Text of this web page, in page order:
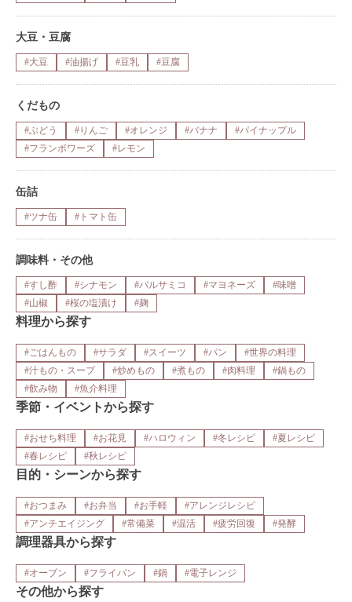
大豆・豆腐
#大豆 #油揚げ #豆乳 #豆腐
くだもの
#ぶどう #りんご #オレンジ #バナナ
#パイナップル
#フランボワーズ
#レモン
缶詰
#ツナ缶 #トマト缶
調味料・その他
#すし酢 #シナモン #バルサミコ #マヨネーズ
#味噌
#山椒
#桜の塩漬け #麹
料理から探す
#ごはんもの #サラダ #スイーツ #パン
#世界の料理
#汁もの・スープ
#炒めもの #煮もの #肉料理
#鍋もの
#飲み物
#魚介料理
季節・イベントから探す
#おせち料理 #お花見 #ハロウィン #冬レシピ
#夏レシピ
#春レシピ
#秋レシピ
目的・シーンから探す
#おつまみ #お弁当 #お手軽
#アレンジレシピ
#アンチエイジング
#常備菜 #温活 #疲労回復 #発酵
調理器具から探す
#オーブン #フライパン #鍋 #電子レンジ
その他から探す